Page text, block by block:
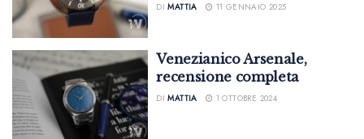
DI MATTIA 11 GENNAIO 2025
Venezianico Arsenale,
recensione completa
DI MATTIA 1 OTTOBRE 2024